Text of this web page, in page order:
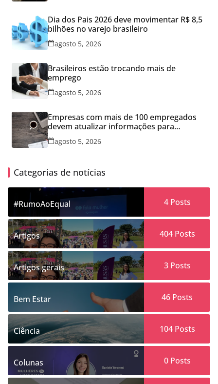
Dia dos Pais 2026 deve movimentar R$ 8,5
bilhões no varejo brasileiro
agosto 5, 2026
Brasileiros estão trocando mais de
emprego
agosto 5, 2026
Empresas com mais de 100 empregados
devem atualizar informações para
Relatório de Transparência Salarial
agosto 5, 2026
Categorias de notícias
#RumoAoEqual 4Posts
Artigos 404Posts
Artigos gerais 3Posts
Bem Estar 46 Posts
Ciência 104Posts
Colunas 0Posts